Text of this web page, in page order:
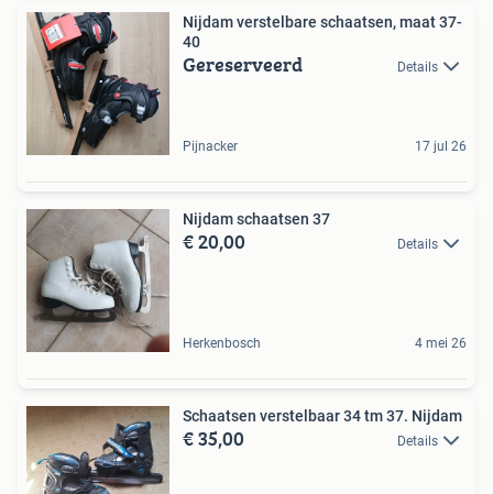
Nijdam verstelbare schaatsen, maat 37-
40
Gereserveerd Details
Pijnacker 17 jul 26
Nijdam schaatsen 37
€ 20,00 Details
Herkenbosch 4 mei 26
Schaatsen verstelbaar 34 tm 37. Nijdam
€ 35,00 Details